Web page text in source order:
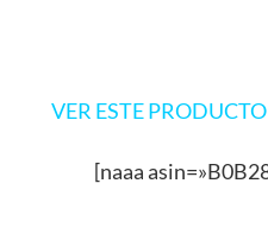
VER ESTE
[naaa